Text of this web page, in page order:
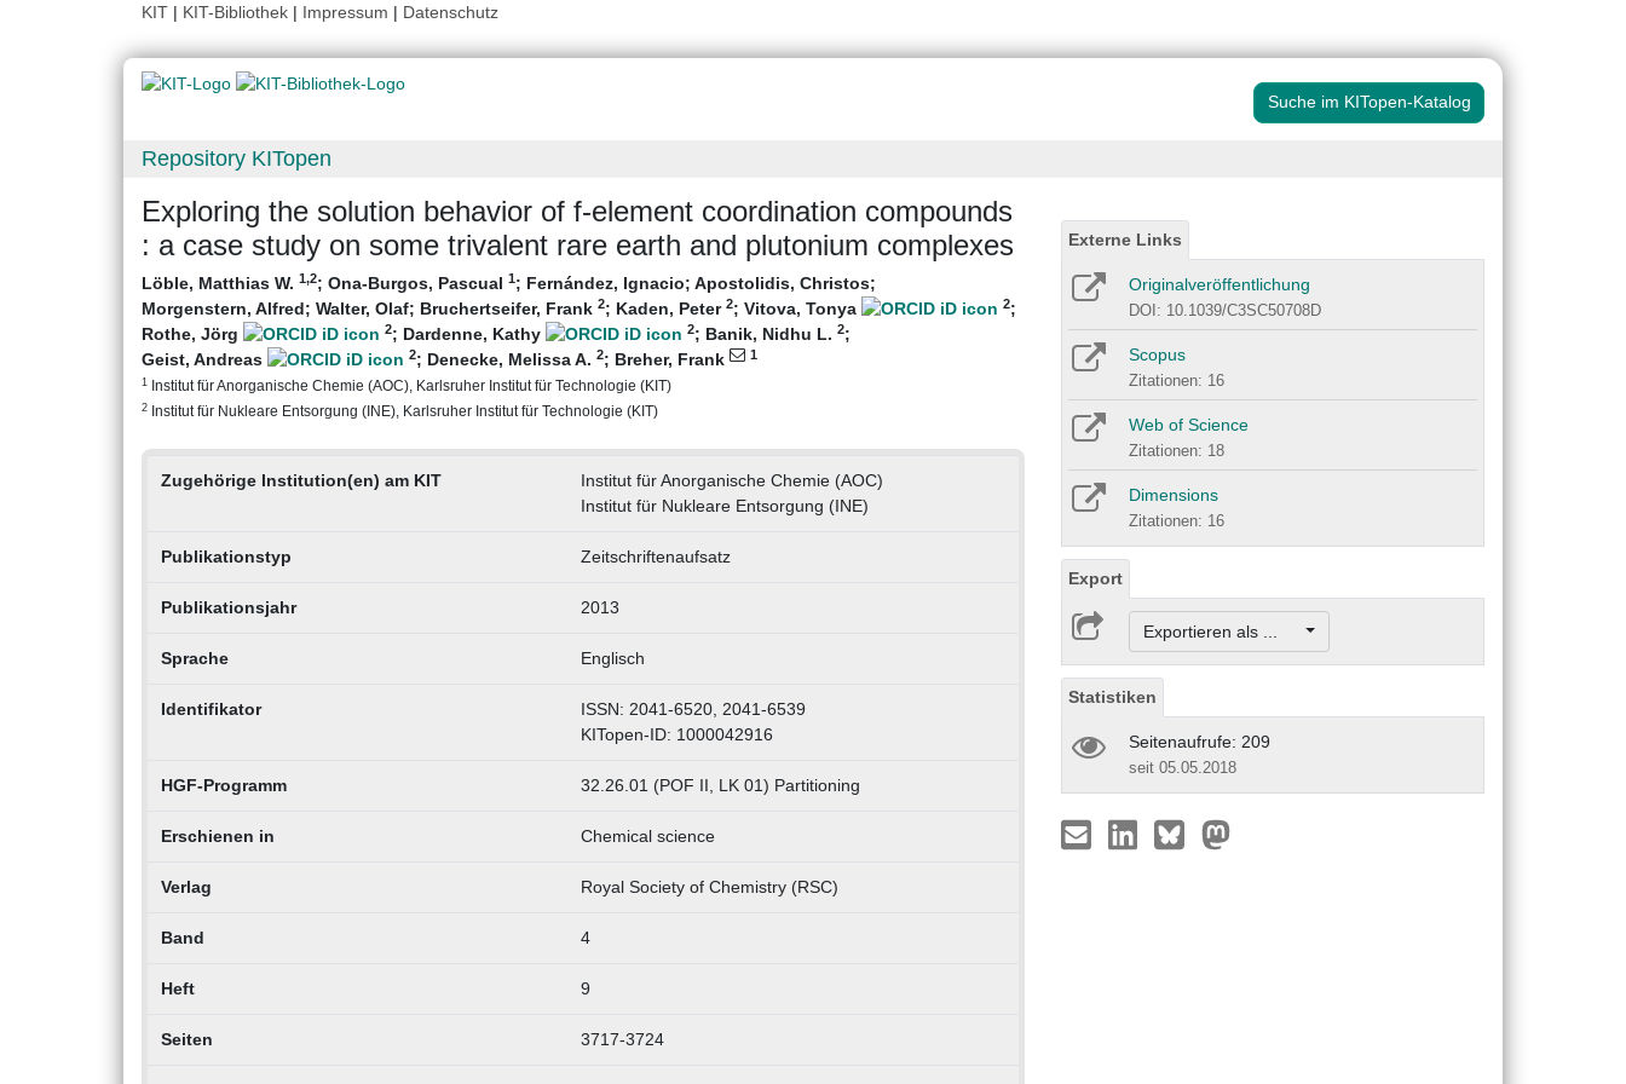
KIT | KIT-Bibliothek | Impressum | Datenschutz
Suche im KITopen-Katalog
Repository KITopen
Exploring the solution behavior of f-element coordination compounds
: a case study on some trivalent rare earth and plutonium complexes
Löble, Matthias W. 1,2; Ona-Burgos, Pascual 1; Fernández, Ignacio; Apostolidis, Christos;
Morgenstern, Alfred; Walter, Olaf; Bruchertseifer, Frank 2; Kaden, Peter 2; Vitova, Tonya 2;
Rothe, Jörg
2; Dardenne, Kathy 2; Banik, Nidhu L. 2;
Geist, Andreas
2; Denecke, Melissa A. 2; Breher, Frank 1
1 Institut für Anorganische Chemie (AOC), Karlsruher Institut für Technologie (KIT)
2 Institut für Nukleare Entsorgung (INE), Karlsruher Institut für Technologie (KIT)
Zugehörige Institution(en) am KIT
Institut für Anorganische Chemie (AOC)
Institut für Nukleare Entsorgung (INE)
Publikationstyp Zeitschriftenaufsatz
Publikationsjahr 2013
Sprache Englisch
Identifikator
ISSN: 2041-6520, 2041-6539
KITopen-ID: 1000042916
HGF-Programm 32.26.01 (POF II, LK 01) Partitioning
Erschienen in Chemical science
Verlag Royal Society of Chemistry (RSC)
Band 4
Heft 9
Seiten 3717-3724
Externe Links
Originalveröffentlichung
DOI: 10.1039/C3SC50708D
Scopus
Zitationen: 16
Web of Science
Zitationen: 18
Dimensions
Zitationen: 16
Export
Exportieren als ...
Statistiken
Seitenaufrufe: 209
seit 05.05.2018